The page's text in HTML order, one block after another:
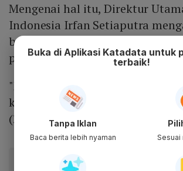
Mengenai hal itu, Direktur
Indonesia Irfan Setiaputra
bahwa rencana tersebut masih
pembicaraan.
"Masih dalam diskusi, belum
kata Irfan kepada
Katadata.co.id,
(22/8).
Baca artikel ini lewat aplikasi
Buka di Aplikasi Katadata untuk
terbaik!
Tanpa Iklan
Baca berita lebih nyaman Sesuai